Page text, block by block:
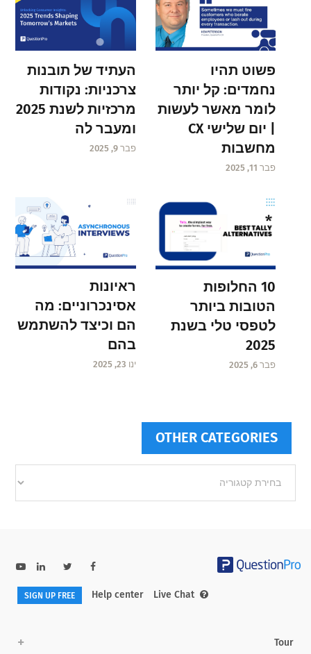
פשוט תהיו
נחמדים: קל יותר
לומר מאשר לעשות
| יום שלישי CX
מחשבות
פבר 11, 2025
העתיד של תובנות
צרכניות: נקודות
מרכזיות לשנת 2025
ומעבר לה
פבר 9, 2025
10 החלופות
הטובות ביותר
לטפסי טלי בשנת
2025
פבר 6, 2025
ראיונות
אסינכרוניים: מה
הם וכיצד להשתמש
בהם
ינו 23, 2025
OTHER CATEGORIES
categories
Help center Live Chat
SIGN UP FREE
Tour